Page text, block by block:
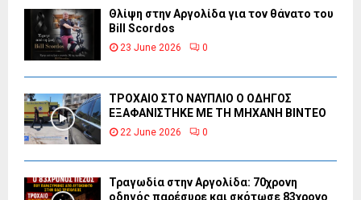
Θλίψη στην Αργολίδα για τον θάνατο του
Bill Scordos
23 June 2026 0
ΤΡΟΧΑΙΟ ΣΤΟ ΝΑΥΠΛΙΟ Ο ΟΔΗΓΟΣ
ΕΞΑΦΑΝΙΣΤΗΚΕ ΜΕ ΤΗ ΜΗΧΑΝΗ ΒΙΝΤΕΟ
22 June 2026 0
Τραγωδία στην Αργολίδα: 70χρονη
οδηγός παρέσυρε και σκότωσε 83χρονο